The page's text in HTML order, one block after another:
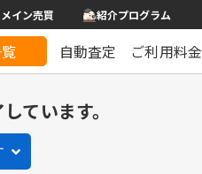
メイン売買 紹介プログラム
自動査定 ご利用料金
ています。